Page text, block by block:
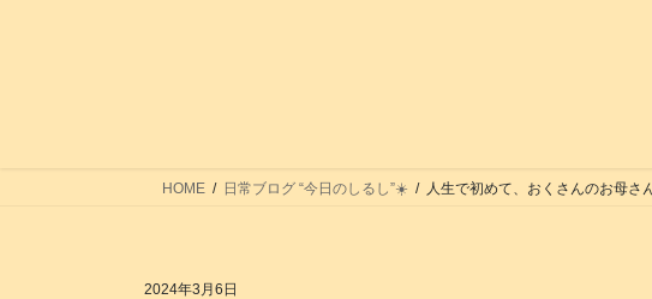
HOME 日常ブログ “今日のしるし”☀️ 人生で初めて、おくさんのお母さ
2024年3月6日